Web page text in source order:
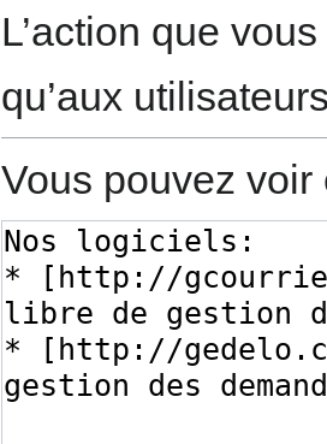
L’action que
qu’aux
Vous pouvez